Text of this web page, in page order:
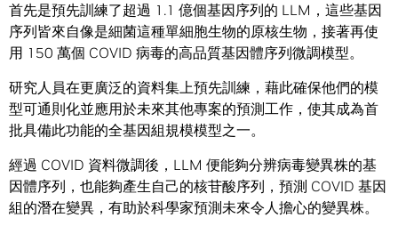
首先是預先訓練了超過 1.1 億個基因序列的 LLM，這些基因
序列皆來自像是細菌這種單細胞生物的原核生物，接著再使
用 150 萬個 COVID 病毒的高品質基因體序列微調模型。
研究人員在更廣泛的資料集上預先訓練，藉此確保他們的模
型可通則化並應用於未來其他專案的預測工作，使其成為首
批具備此功能的全基因組規模模型之一。
經過 COVID 資料微調後，LLM 便能夠分辨病毒變異株的基
因體序列，也能夠產生自己的核苷酸序列，預測 COVID 基因
組的潛在變異，有助於科學家預測未來令人擔心的變異株。